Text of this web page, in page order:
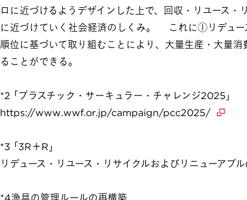
ロに近づけるようデザインした上で、回収・リユース
に近づけていく社会経済のしくみ。 これに①リデュ
順位に基づいて取り組むことにより、大量生産・大量
ることができる。
*2 ｢プラスチック・サーキュラー・チャレンジ2025｣
https://www.wwf.or.jp/campaign/pcc2025/
*3 ｢3R＋R｣
リデュース・リユース・リサイクルおよびリニューアブ